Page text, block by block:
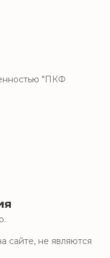
"ПКФ
сайте, не являются